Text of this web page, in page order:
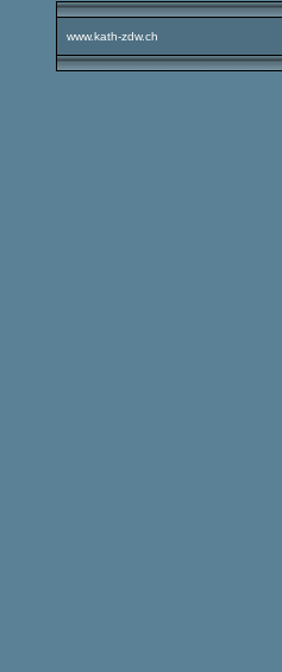
www.kath-zdw.ch